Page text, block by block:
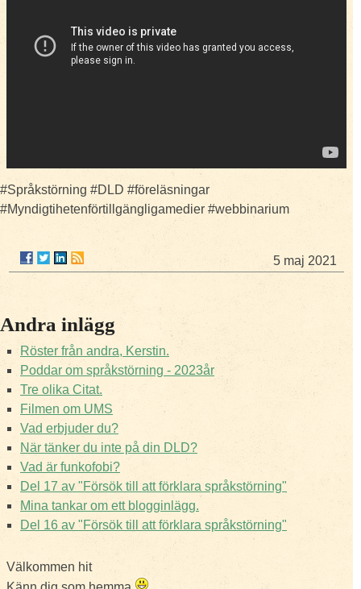
#Språkstörning #DLD #föreläsningar
#Myndigtihetenförtillgängligamedier #webbinarium
5 maj 2021
Andra inlägg
Röster från andra, Kerstin.
Poddar om språkstörning - 2023år
Tre olika Citat.
Filmen om UMS
Vad erbjuder du?
När tänker du inte på din DLD?
Vad är funkofobi?
Del 17 av "Försök till att förklara språkstörning"
Mina tankar om ett blogginlägg.
Del 16 av "Försök till att förklara språkstörning"
Välkommen hit